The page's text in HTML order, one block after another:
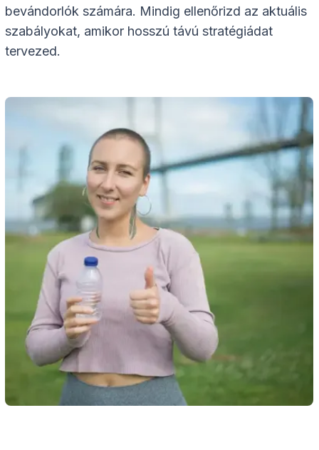
bevándorlók számára. Mindig ellenőrizd az aktuális
szabályokat, amikor hosszú távú stratégiádat
tervezed.